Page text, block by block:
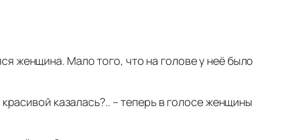
женщина. Мало того, что на голове у неё было
казалась?.. – теперь в голосе женщины